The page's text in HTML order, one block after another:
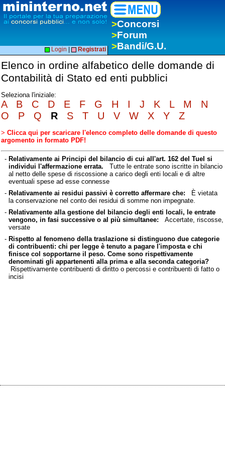
>Concorsi
>Forum
>Bandi/G.U.
Login Registrati
Elenco in ordine alfabetico delle domande di
Contabilità di Stato ed enti pubblici
Seleziona l'iniziale:
A B C D E F G H I J K L M
N
O
P Q R S T U V W X Y Z
> Clicca qui per scaricare l'elenco completo delle domande di questo
argomento in formato PDF!
- Relativamente ai Principi del bilancio di cui all'art. 162 del Tuel si
individui l'affermazione errata. Tutte le entrate sono iscritte in bilancio
al netto delle spese di riscossione a carico degli enti locali e di altre
eventuali spese ad esse connesse
- Relativamente ai residui passivi è corretto affermare che: È vietata
la conservazione nel conto dei residui di somme non impegnate.
- Relativamente alla gestione del bilancio degli enti locali, le entrate
vengono, in fasi successive o al più simultanee: Accertate, riscosse,
versate
- Rispetto al fenomeno della traslazione si distinguono due categorie
di contribuenti: chi per legge è tenuto a pagare l'imposta e chi
finisce col sopportarne il peso. Come sono rispettivamente
denominati gli appartenenti alla prima e alla seconda categoria?
Rispettivamente contribuenti di diritto o percossi e contribuenti di fatto o
incisi